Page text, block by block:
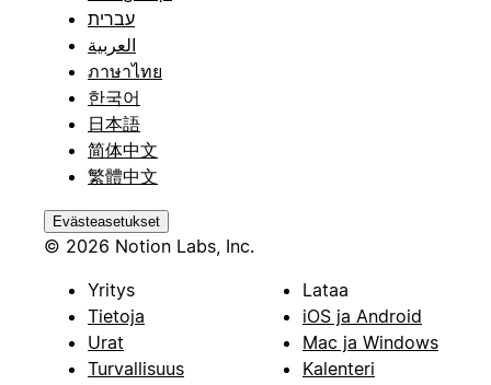
עברית
العربية
ภาษาไทย
한국어
日本語
简体中文
繁體中文
Evästeasetukset
© 2026 Notion Labs, Inc.
Yritys
Tietoja
Urat
Turvallisuus
Lataa
iOS ja Android
Mac ja Windows
Kalenteri